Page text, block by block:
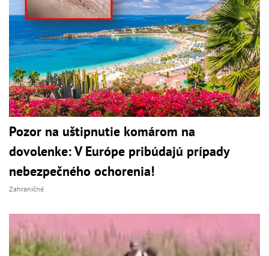
Pozor na uštipnutie komárom na
dovolenke: V Európe pribúdajú prípady
nebezpečného ochorenia!
Zahraničné